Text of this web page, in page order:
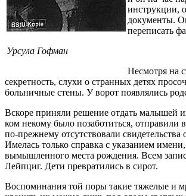
Урсула Гофман
инструкции,
документы.
переписать
Несмотря на
секретность, слухи о странных детях
больничные стены. У ворот появлялись
Вскоре приняли решение отдать малышей
ком некому было позаботиться, отправили
по-прежнему отсутствовали свидетельства
Имелась только справка с указанием
вымышленного места рождения. Всем
Лейпциг. Дети превратились в сирот.
Воспоминания той поры такие тяжелые и